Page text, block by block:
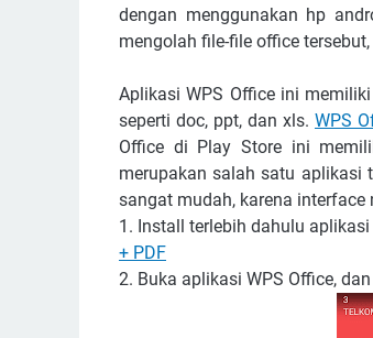
dengan menggunakan hp
mengolah file-file office
Aplikasi WPS Office ini
seperti doc, ppt, dan xls. WPS
Office di Play Store ini
merupakan salah satu aplikasi
sangat mudah, karena interface
1. Install terlebih dahulu
+ PDF
2. Buka aplikasi WPS Office,